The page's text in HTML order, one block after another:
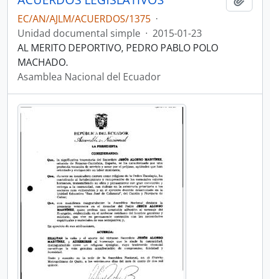
EC/AN/AJLM/ACUERDOS/1375 ·
Unidad documental simple · 2015-01-23
AL MERITO DEPORTIVO, PEDRO PABLO POLO
MACHADO.
Asamblea Nacional del Ecuador